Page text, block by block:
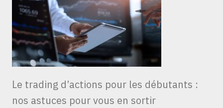
Le trading d’actions pour les débutants :
nos astuces pour vous en sortir